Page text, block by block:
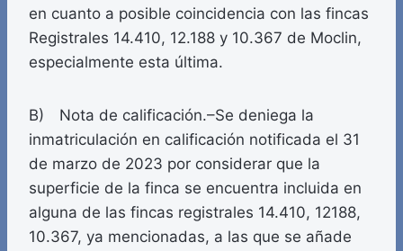
en cuanto a posible coincidencia con las fincas
Registrales 14.410, 12.188 y 10.367 de Moclin,
especialmente esta última.
B) Nota de calificación.–Se deniega la
inmatriculación en calificación notificada el 31
de marzo de 2023 por considerar que la
superficie de la finca se encuentra incluida en
alguna de las fincas registrales 14.410, 12188,
10.367, ya mencionadas, a las que se añade